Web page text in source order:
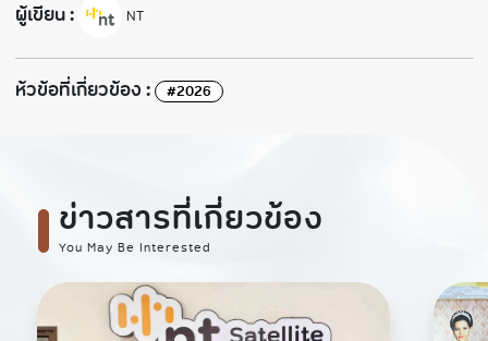
ผู้เขียน : NT
ห้วข้อที่เกี่ยวข้อง : #2026
ข่าวสารที่เกี่ยวข้อง
You May Be Interested